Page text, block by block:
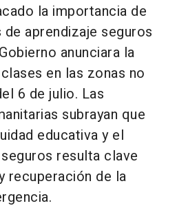
la importancia de
aprendizaje seguros
anunciara la
en las zonas no
6 de julio. Las
subrayan que
educativa y el
resulta clave
recuperación de la